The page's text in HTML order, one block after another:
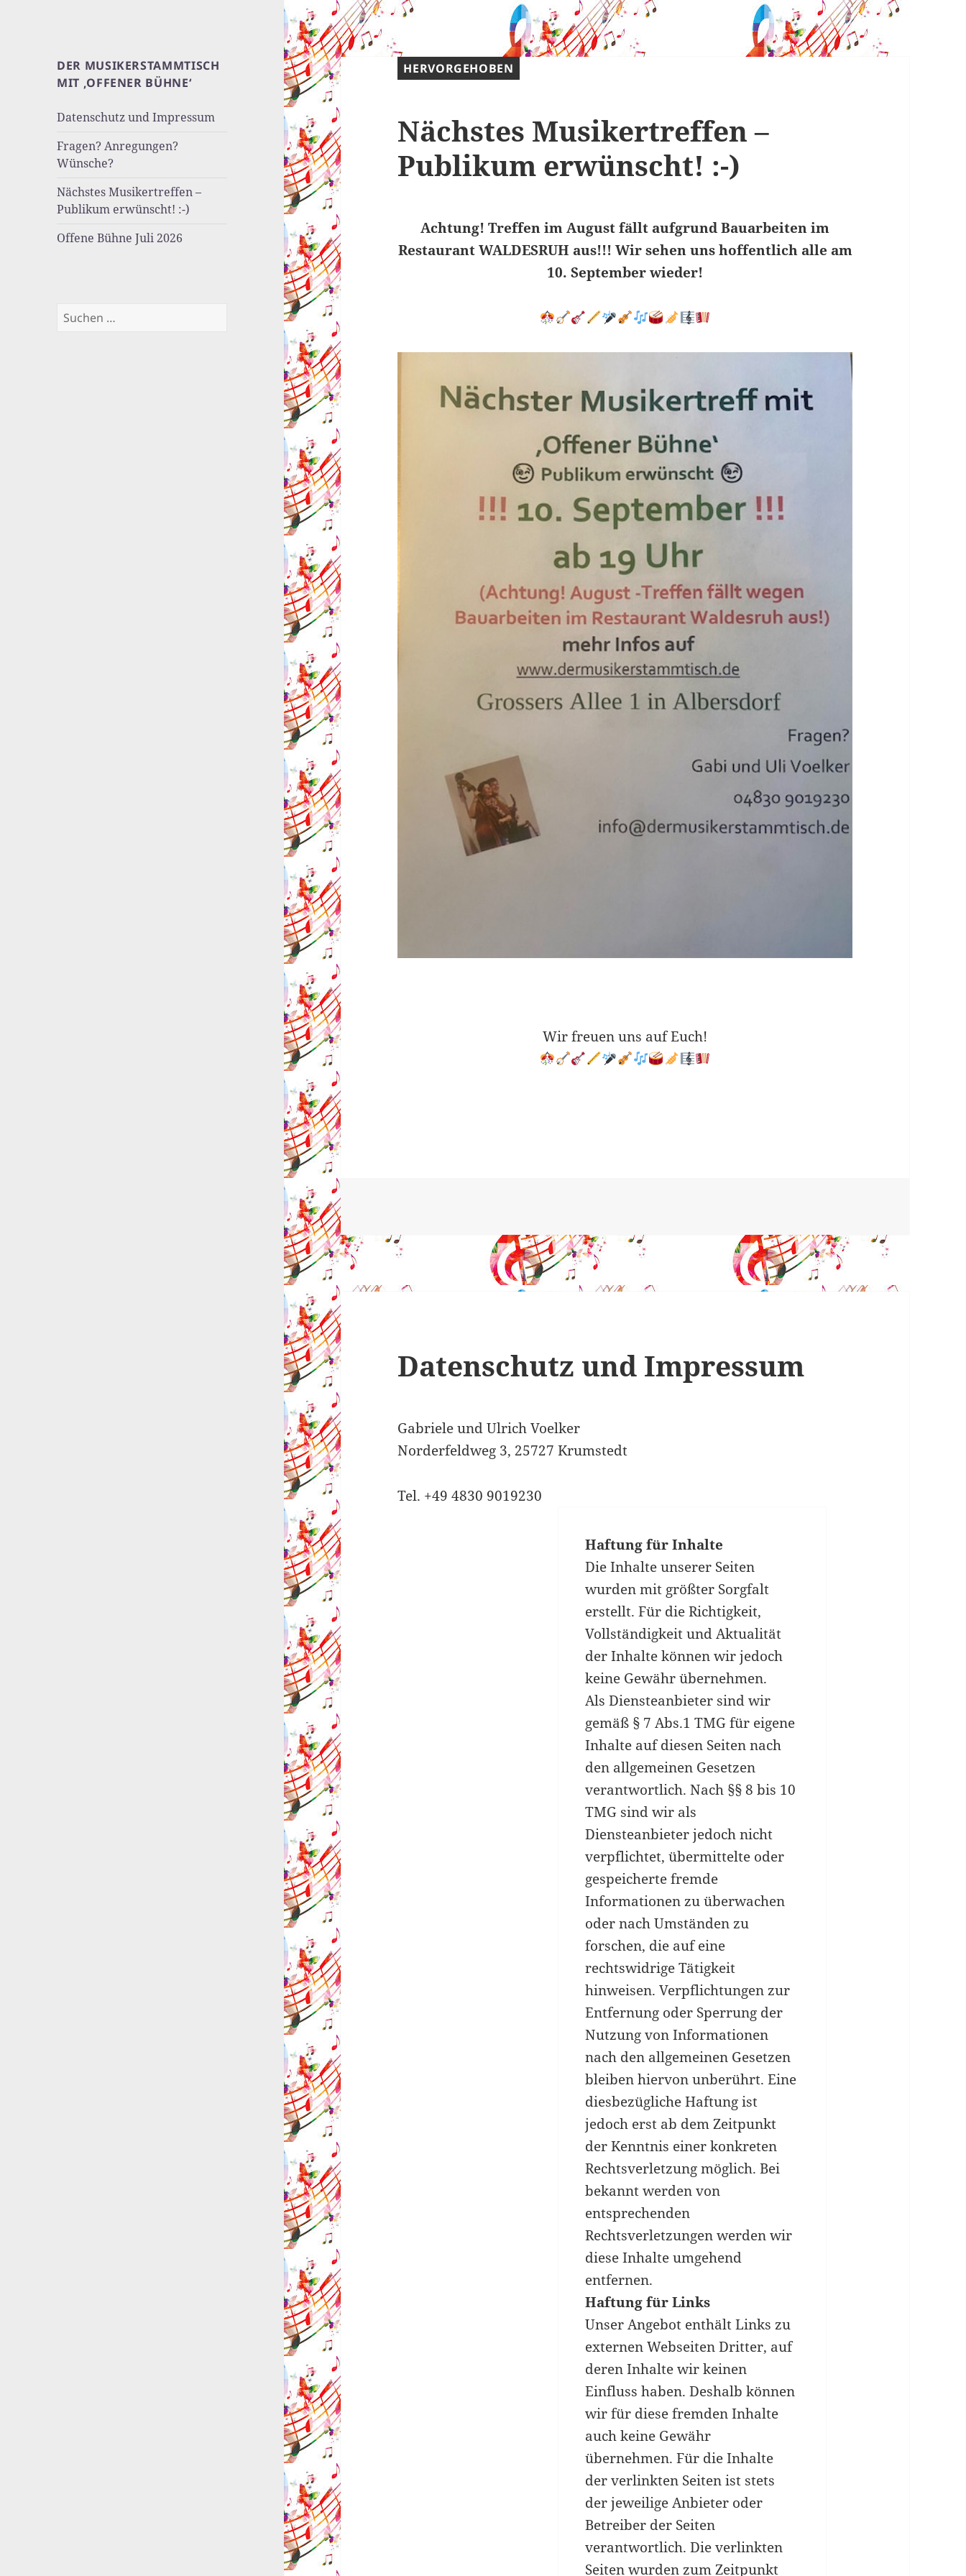
dermusikerstammtisch
Offene Bühne jeder 2.
Donnerstag im Monat
DER MUSIKERSTAMMTISCH
MIT ‚OFFENER BÜHNE‘
Datenschutz und Impressum
Fragen? Anregungen?
Wünsche?
Nächstes Musikertreffen –
Publikum erwünscht! :-)
Offene Bühne Juli 2026
Suchen
Nächstes Musikertreffen –
Publikum erwünscht! :-)
Achtung! Treffen im August fällt aufgrund Bauarbeiten im
Restaurant WALDESRUH aus!!! Wir sehen uns hoffentlich alle am
10. September wieder!
Wir freuen uns auf Euch!
HERVORGEHOBEN
Datenschutz und Impressum
Gabriele und Ulrich Voelker
Norderfeldweg 3, 25727 Krumstedt
Tel. +49 4830 9019230
Haftung für Inhalte
Die Inhalte unserer Seiten
wurden mit größter Sorgfalt
erstellt. Für die Richtigkeit,
Vollständigkeit und Aktualität
der Inhalte können wir jedoch
keine Gewähr übernehmen.
Als Diensteanbieter sind wir
gemäß § 7 Abs.1 TMG für eigene
Inhalte auf diesen Seiten nach
den allgemeinen Gesetzen
verantwortlich. Nach §§ 8 bis 10
TMG sind wir als
Diensteanbieter jedoch nicht
verpflichtet, übermittelte oder
gespeicherte fremde
Informationen zu überwachen
oder nach Umständen zu
forschen, die auf eine
rechtswidrige Tätigkeit
hinweisen. Verpflichtungen zur
Entfernung oder Sperrung der
Nutzung von Informationen
nach den allgemeinen Gesetzen
bleiben hiervon unberührt. Eine
diesbezügliche Haftung ist
jedoch erst ab dem Zeitpunkt
der Kenntnis einer konkreten
Rechtsverletzung möglich. Bei
bekannt werden von
entsprechenden
Rechtsverletzungen werden wir
diese Inhalte umgehend
entfernen.
Haftung für Links
Unser Angebot enthält Links zu
externen Webseiten Dritter, auf
deren Inhalte wir keinen
Einfluss haben. Deshalb können
wir für diese fremden Inhalte
auch keine Gewähr
übernehmen. Für die Inhalte
der verlinkten Seiten ist stets
der jeweilige Anbieter oder
Betreiber der Seiten
verantwortlich. Die verlinkten
Seiten wurden zum Zeitpunkt